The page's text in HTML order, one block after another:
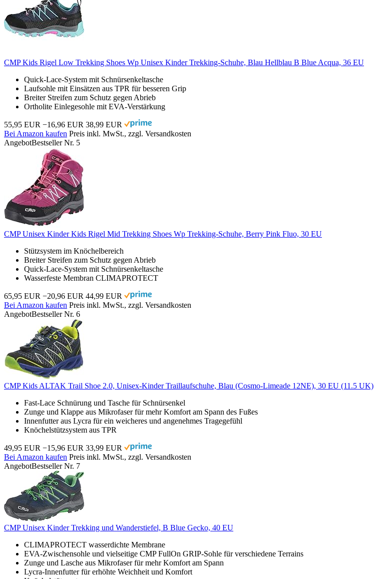
CMP Kids Rigel Low Trekking Shoes Wp Unisex Kinder Trekking-Schuhe, Blau Hellblau B Blue Acqua, 36 EU
Quick-Lace-System mit Schnürsenkeltasche
Laufsohle mit Einsätzen aus TPR für besseren Grip
Breiter Streifen zum Schutz gegen Abrieb
Ortholite Einlegesohle mit EVA-Verstärkung
55,95 EUR −16,96 EUR 38,99 EUR
Bei Amazon kaufen Preis inkl. MwSt., zzgl. Versandkosten
AngebotBestseller Nr. 5
CMP Unisex Kinder Kids Rigel Mid Trekking Shoes Wp Trekking-Schuhe, Berry Pink Fluo, 30 EU
Stützsystem im Knöchelbereich
Breiter Streifen zum Schutz gegen Abrieb
Quick-Lace-System mit Schnürsenkeltasche
Wasserfeste Membran CLIMAPROTECT
65,95 EUR −20,96 EUR 44,99 EUR
Bei Amazon kaufen Preis inkl. MwSt., zzgl. Versandkosten
AngebotBestseller Nr. 6
CMP Kids ALTAK Trail Shoe 2.0, Unisex-Kinder Traillaufschuhe, Blau (Cosmo-Limeade 12NE), 30 EU (11.5 UK)
Fast-Lace Schnürung und Tasche für Schnürsenkel
Zunge und Klappe aus Mikrofaser für mehr Komfort am Spann des Fußes
Innenfutter aus Lycra für ein weicheres und angenehmes Tragegefühl
Knöchelstützsystem aus TPR
49,95 EUR −15,96 EUR 33,99 EUR
Bei Amazon kaufen Preis inkl. MwSt., zzgl. Versandkosten
AngebotBestseller Nr. 7
CMP Unisex Kinder Trekking und Wanderstiefel, B Blue Gecko, 40 EU
CLIMAPROTECT wasserdichte Membrane
EVA-Zwischensohle und vielseitige CMP FullOn GRIP-Sohle für verschiedene Terrains
Zunge und Lasche aus Mikrofaser für mehr Komfort am Spann
Lycra-Innenfutter für erhöhte Weichheit und Komfort